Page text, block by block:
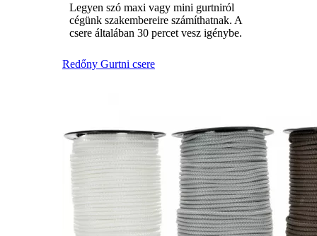
Legyen szó maxi vagy mini gurtniról
cégünk szakembereire számíthatnak. A
csere általában 30 percet vesz igénybe.
Redőny Gurtni csere